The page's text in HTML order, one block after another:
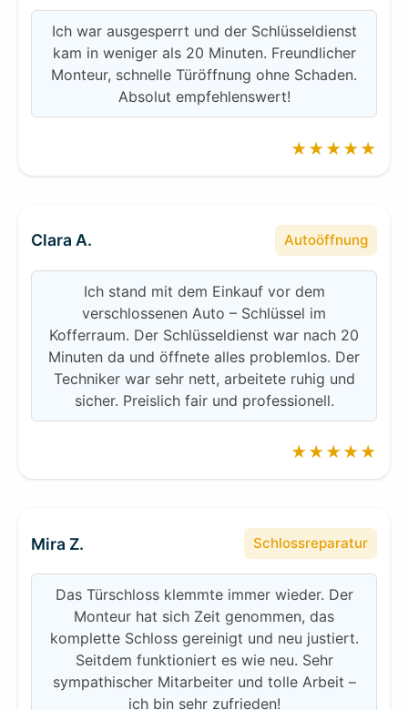
Ich war ausgesperrt und der Schlüsseldienst
kam in weniger als 20 Minuten. Freundlicher
Monteur, schnelle Türöffnung ohne Schaden.
Absolut empfehlenswert!
★★★★★
Clara A. Autoöffnung
Ich stand mit dem Einkauf vor dem
verschlossenen Auto – Schlüssel im
Kofferraum. Der Schlüsseldienst war nach 20
Minuten da und öffnete alles problemlos. Der
Techniker war sehr nett, arbeitete ruhig und
sicher. Preislich fair und professionell.
★★★★★
Mira Z. Schlossreparatur
Das Türschloss klemmte immer wieder. Der
Monteur hat sich Zeit genommen, das
komplette Schloss gereinigt und neu justiert.
Seitdem funktioniert es wie neu. Sehr
sympathischer Mitarbeiter und tolle Arbeit –
ich bin sehr zufrieden!